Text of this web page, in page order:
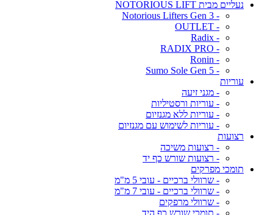
נעליים מבית NOTORIOUS LIFT
- Notorious Lifters Gen 3
- OUTLET
- Radix
- RADIX PRO
- Ronin
- Sumo Sole Gen 5
עוריות
- מגני זיעה
- עוריות ורסטיליות
- עוריות ללא מגנזיום
- עוריות לשימוש עם מגנזיום
רצועות
- רצועות משיכה
- רצועות שורש כף יד
תומכי מפרקים
- שרוולי ברכיים - עובי 5 מ"מ
- שרוולי ברכיים - עובי 7 מ"מ
- שרוולי מרפקים
- תומכי שורש כף היד